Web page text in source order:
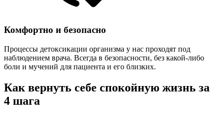
Комфортно и безопасно
Процессы детоксикации организма у нас проходят под
наблюдением врача. Всегда в безопасности, без какой-либо
боли и мучений для пациента и его близких.
Как вернуть себе спокойную жизнь за
4 шага